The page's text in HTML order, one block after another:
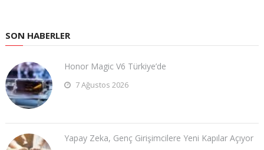
SON HABERLER
Honor Magic V6 Türkiye’de
7 Ağustos 2026
Yapay Zeka, Genç Girişimcilere Yeni Kapılar Açıyor